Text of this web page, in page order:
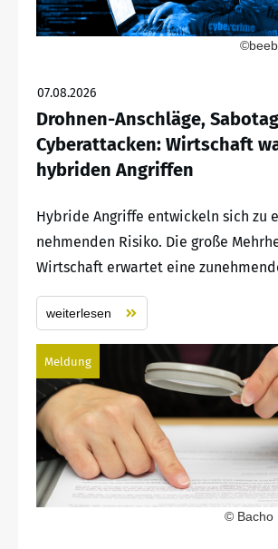
07.08.2026
Drohnen-Anschläge,
Cyberattacken: Wirtschaft
hybriden Angriffen
Hybride Angriffe entwickeln sich zu
nehmenden Risiko. Die große
Wirtschaft erwartet eine
weiterlesen
Meldung
© Bacho